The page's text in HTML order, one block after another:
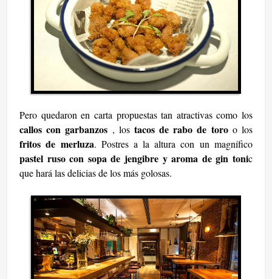
Pero quedaron en carta propuestas tan atractivas como los
callos con garbanzos , los tacos de rabo de toroo los
fritos de merluza. Postres a la altura con un magnífico
pastel ruso con sopa de jengibre y aroma de gin tonic
que hará las delicias de los más golosas.